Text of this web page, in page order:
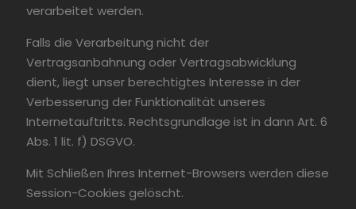
verarbeitet werden.
Falls die Verarbeitung nicht der
Vertragsanbahnung oder Vertragsabwicklung
dient, liegt unser berechtigtes Interesse in der
Verbesserung der Funktionalität unseres
Internetauftritts. Rechtsgrundlage ist in dann Art. 6
Abs. 1 lit. f) DSGVO.
Mit Schließen Ihres Internet-Browsers werden diese
Session-Cookies gelöscht.